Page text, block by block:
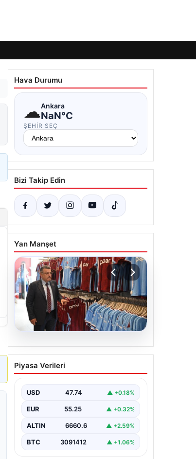
Hava Durumu
☁Ankara
NaN°C
ŞEHIR SEÇ
Bizi Takip Edin
Yan Manşet
06.08.2026
Ahmet Metin Genç’in
forma kampanyasıyla ilgili
geldi” İddialar gerçek
dışıdır”
Piyasa Verileri
USD 47.74 ▲ +0.18%
EUR 55.25 ▲ +0.32%
ALTIN 6660.6 ▲ +2.59%
BTC 3091412 ▲ +1.06%